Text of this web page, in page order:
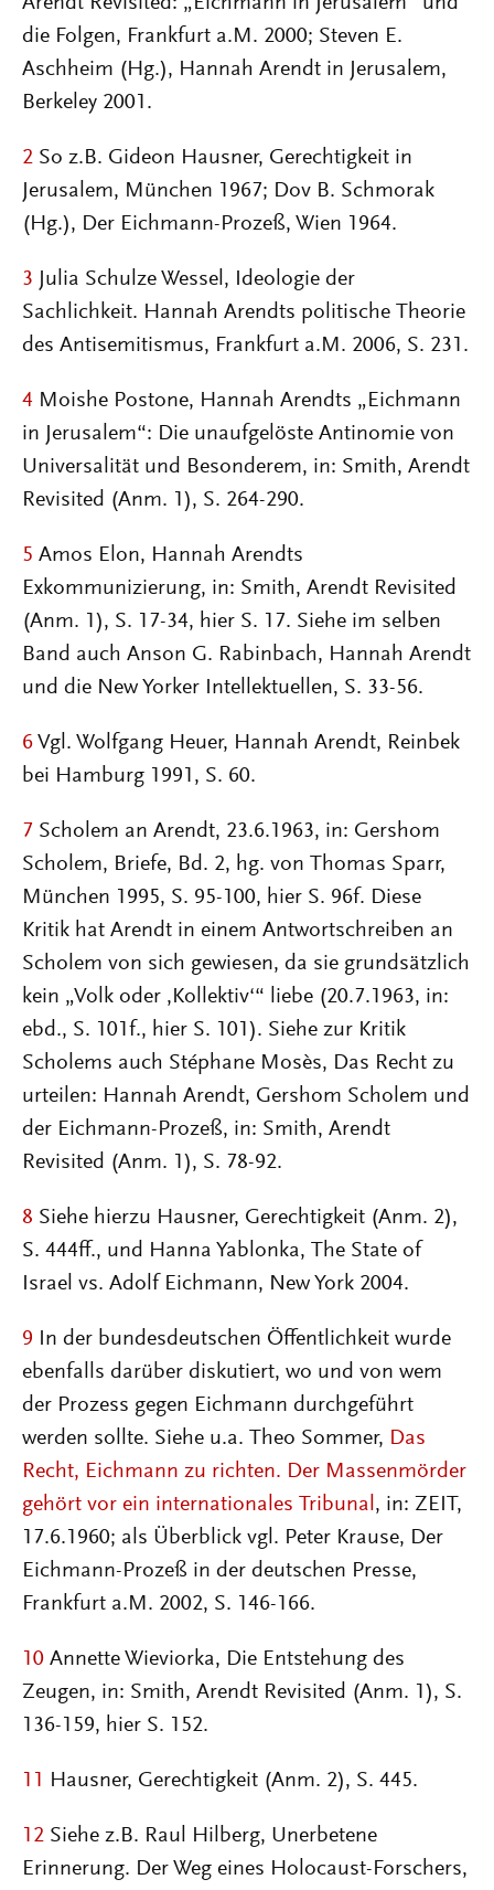
die Folgen, Frankfurt a.M. 2000; Steven E.
Aschheim (Hg.), Hannah Arendt in Jerusalem,
Berkeley 2001.
2 So z.B. Gideon Hausner, Gerechtigkeit in
Jerusalem, München 1967; Dov B. Schmorak
(Hg.), Der Eichmann-Prozeß, Wien 1964.
3 Julia Schulze Wessel, Ideologie der
Sachlichkeit. Hannah Arendts politische Theorie
des Antisemitismus, Frankfurt a.M. 2006, S. 231.
4 Moishe Postone, Hannah Arendts „Eichmann
in Jerusalem“: Die unaufgelöste Antinomie von
Universalität und Besonderem, in: Smith, Arendt
Revisited (Anm. 1), S. 264-290.
5 Amos Elon, Hannah Arendts
Exkommunizierung, in: Smith, Arendt Revisited
(Anm. 1), S. 17-34, hier S. 17. Siehe im selben
Band auch Anson G. Rabinbach, Hannah Arendt
und die New Yorker Intellektuellen, S. 33-56.
6 Vgl. Wolfgang Heuer, Hannah Arendt, Reinbek
bei Hamburg 1991, S. 60.
7 Scholem an Arendt, 23.6.1963, in: Gershom
Scholem, Briefe, Bd. 2, hg. von Thomas Sparr,
München 1995, S. 95-100, hier S. 96f. Diese
Kritik hat Arendt in einem Antwortschreiben an
Scholem von sich gewiesen, da sie grundsätzlich
kein „Volk oder ‚Kollektiv‘“ liebe (20.7.1963, in:
ebd., S. 101f., hier S. 101). Siehe zur Kritik
Scholems auch Stéphane Mosès, Das Recht zu
urteilen: Hannah Arendt, Gershom Scholem und
der Eichmann-Prozeß, in: Smith, Arendt
Revisited (Anm. 1), S. 78-92.
8 Siehe hierzu Hausner, Gerechtigkeit (Anm. 2),
S. 444ff., und Hanna Yablonka, The State of
Israel vs. Adolf Eichmann, New York 2004.
9 In der bundesdeutschen Öffentlichkeit wurde
ebenfalls darüber diskutiert, wo und von wem
der Prozess gegen Eichmann durchgeführt
werden sollte. Siehe u.a. Theo Sommer, Das
Recht, Eichmann zu richten. Der Massenmörder
gehört vor ein internationales Tribunal, in: ZEIT,
17.6.1960; als Überblick vgl. Peter Krause, Der
Eichmann-Prozeß in der deutschen Presse,
Frankfurt a.M. 2002, S. 146-166.
10 Annette Wieviorka, Die Entstehung des
Zeugen, in: Smith, Arendt Revisited (Anm. 1), S.
136-159, hier S. 152.
11 Hausner, Gerechtigkeit (Anm. 2), S. 445.
12 Siehe z.B. Raul Hilberg, Unerbetene
Erinnerung. Der Weg eines Holocaust-Forschers,